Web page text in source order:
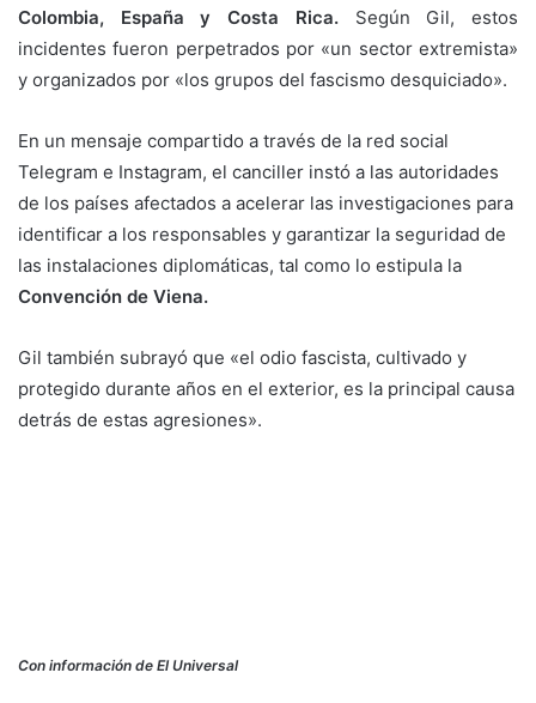
Colombia, España y Costa Rica.Según Gil, estos
incidentes fueron perpetrados por «un sector extremista»
y organizados por «los grupos del fascismo desquiciado».
En un mensaje compartido a través de la red social
Telegram e Instagram, el canciller instó a las autoridades
de los países afectados a acelerar las investigaciones para
identificar a los responsables y garantizar la seguridad de
las instalaciones diplomáticas, tal como lo estipula la
Convención de Viena.
Gil también subrayó que «el odio fascista, cultivado y
protegido durante años en el exterior, es la principal causa
detrás de estas agresiones».
Con información de El Universal